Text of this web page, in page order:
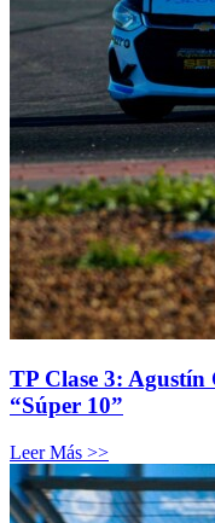
TP Clase 3:
“Súper 10”
Leer Más >>